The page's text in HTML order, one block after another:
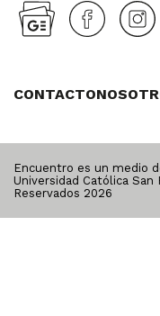
CONTACTO
Encuentro es un medio
Universidad Católica
Reservados 2026